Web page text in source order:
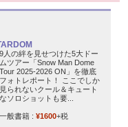
9人の絆を見せつけた5大ドー
ムツアー「Snow Man Dome
Tour 2025-2026 ON」を徹底
フォトレポート！ ここでしか
見られないクール＆キュート
なソロショットも要...
一般書籍 : ¥1600+税